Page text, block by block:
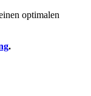
optimalen
.